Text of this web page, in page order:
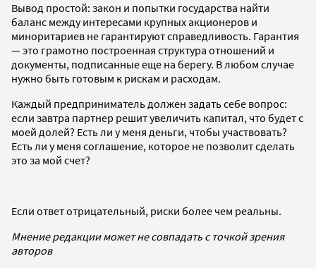
Вывод простой: закон и попытки государства найти
баланс между интересами крупных акционеров и
миноритариев не гарантируют справедливость. Гарантия
— это грамотно построенная структура отношений и
документы, подписанные еще на берегу. В любом случае
нужно быть готовым к рискам и расходам.
Каждый предприниматель должен задать себе вопрос:
если завтра партнер решит увеличить капитал, что будет с
моей долей? Есть ли у меня деньги, чтобы участвовать?
Есть ли у меня соглашение, которое не позволит сделать
это за мой счет?
Если ответ отрицательный, риски более чем реальны.
Мнение редакции может не совпадать с точкой зрения
авторов